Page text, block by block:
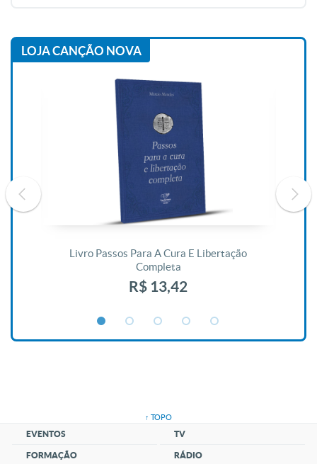
LOJA CANÇÃO NOVA
Livro Passos Para A Cura E Libertação
Completa
R$ 13,42
↑ TOPO
EVENTOS
FORMAÇÃO
TV
RÁDIO